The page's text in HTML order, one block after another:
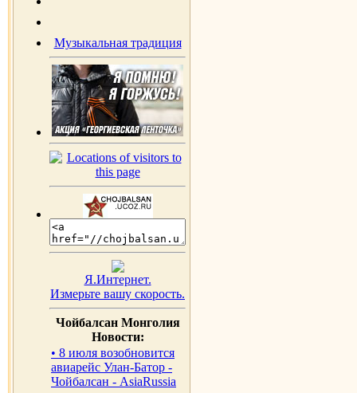
Музыкальная традиция
Я.Интернет.
Измерьте вашу скорость.
Чойбалсан Монголия
Новости:
• 8 июля возобновится
авиарейс Улан-Батор -
Чойбалсан - AsiaRussia